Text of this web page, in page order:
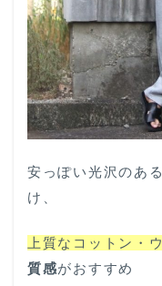
安っぽい光沢のあ
け、
上質なコットン・
質感がおすすめ